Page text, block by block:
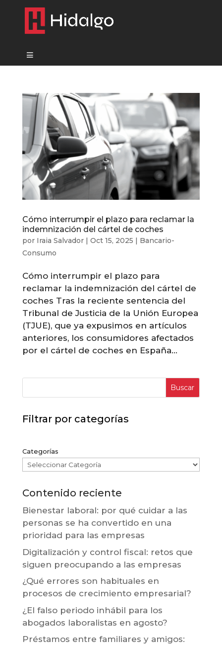
Cómo interrumpir el plazo para reclamar la
indemnización del cártel de coches
por Iraia Salvador| Oct 15, 2025 | Bancario-
Consumo
Cómo interrumpir el plazo para
reclamar la indemnización del cártel de
coches Tras la reciente sentencia del
Tribunal de Justicia de la Unión Europea
(TJUE), que ya expusimos en artículos
anteriores, los consumidores afectados
por el cártel de coches en España...
Buscar
Filtrar por categorías
Categorías
Contenido reciente
Bienestar laboral: por qué cuidar a las
personas se ha convertido en una
prioridad para las empresas
Digitalización y control fiscal: retos que
siguen preocupando a las empresas
¿Qué errores son habituales en
procesos de crecimiento empresarial?
¿El falso periodo inhábil para los
abogados laboralistas en agosto?
Préstamos entre familiares y amigos: